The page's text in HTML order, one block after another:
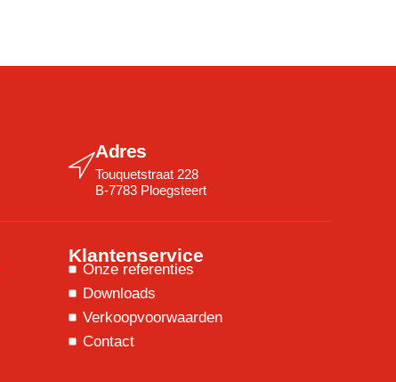
Adres
Touquetstraat 228
B-7783 Ploegsteert
Klantenservice
Onze referenties
Downloads
Verkoopvoorwaarden
Contact